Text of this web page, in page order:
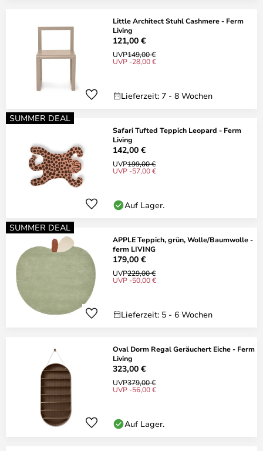
Little Architect Stuhl Cashmere - Ferm
Living
121,00 €
UVP149,00 €
UVP -28,00 €
Lieferzeit: 7 - 8 Wochen
SUMMER DEAL
Safari Tufted Teppich Leopard - Ferm
Living
142,00 €
UVP199,00 €
UVP -57,00 €
Auf Lager.
SUMMER DEAL
APPLE Teppich, grün, Wolle/Baumwolle -
ferm LIVING
179,00 €
UVP229,00 €
UVP -50,00 €
Lieferzeit: 5 - 6 Wochen
Oval Dorm Regal Geräuchert Eiche - Ferm
Living
323,00 €
UVP379,00 €
UVP -56,00 €
Auf Lager.